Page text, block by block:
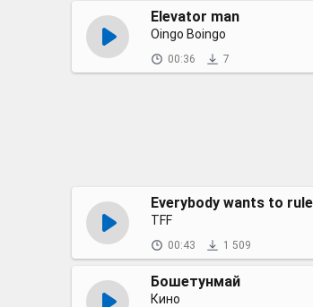
Elevator man
Oingo Boingo
00:36 7
Everybody wants to
TFF
00:43 1 509
Бошетунмай
Кино